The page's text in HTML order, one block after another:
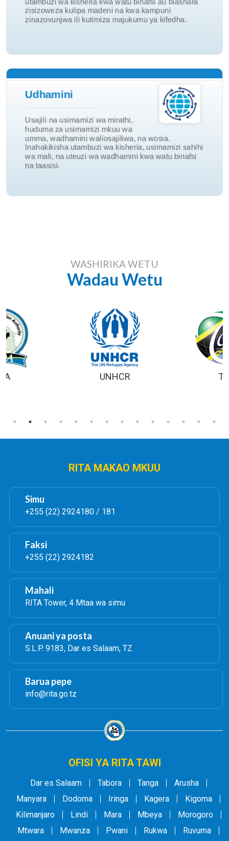
zisizoweza kulipa madeni na kwa kampuni
zinazovunjwa ili kutimiza majukumu ya kifedha.
Ufilisi
Udhamini
Usajili na usimamizi wa mirathi,
huduma za usimamizi mkuu wa
umma, wadhamini waliosajiliwa, na wosia.
Inahakikisha utambuzi wa kisheria, usimamizi sahihi
wa mali, na uteuzi wa wadhamini kwa watu binafsi
na taasisi.
Udhamini
Usimamizi wa mirathi
Mdhamini wa Umma
Wosia
WASHIRIKA WETU
Wadau Wetu
UNHCR
RITA MAKAO MKUU
Simu
+255 (22) 2924180 / 181
Faksi
+255 (22) 2924182
Mahali
RITA Tower, 4 Mtaa wa simu
Anuani ya posta
S.L.P. 9183, Dar es Salaam, TZ
Barua pepe
info@rita.go.tz
OFISI YA RITA TAWI
Dar es Salaam Tabora Tanga
Arusha
Manyara
Dodoma Iringa Kagera
Kigoma
Kilimanjaro
Lindi Mara Mbeya
Morogoro
Mtwara
Mwanza Pwani Rukwa Ruvuma